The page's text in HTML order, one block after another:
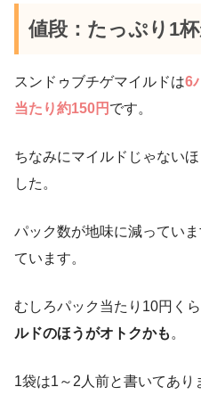
値段：たっぷり1
スンドゥブチゲマイルドは6
当たり約150円 です。
ちなみにマイルドじゃない
した。
パック数が地味に減ってい
ています。
むしろパック当たり10円く
ルドのほうがオトクかも 。
1袋は1～2人前と書いてあり